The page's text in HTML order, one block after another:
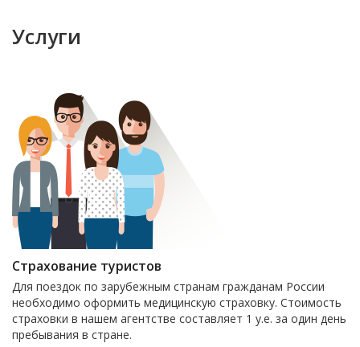
Услуги
Страхование туристов
Для поездок по зарубежным странам гражданам России
необходимо оформить медицинскую страховку. Стоимость
страховки в нашем агентстве составляет 1 у.е. за один день
пребывания в стране.